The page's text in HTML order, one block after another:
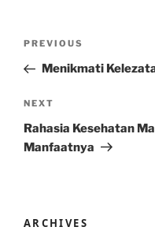
Previous
Post
PREVIOUS
Menikmati
Next
Post
NEXT
Rahasia Kesehatan
Manfaatnya
ARCHIVES